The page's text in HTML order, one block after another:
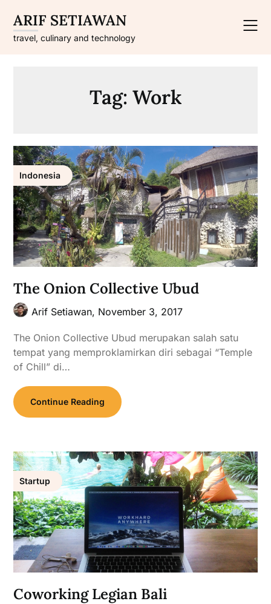
content
ARIF SETIAWAN
travel, culinary and technology
Tag: Work
Indonesia
The Onion Collective Ubud
Arif Setiawan, November 3, 2017
The Onion Collective Ubud merupakan salah satu
tempat yang memproklamirkan diri sebagai “Temple
of Chill” di…
Continue Reading
Startup
Coworking Legian Bali